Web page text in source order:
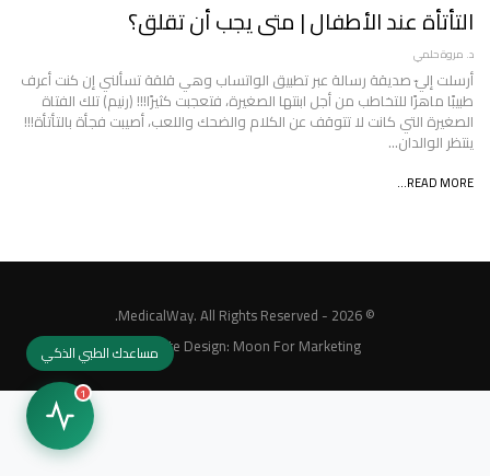
التأتأة عند الأطفال | متى يجب أن تقلق؟
د. مروة حلمي
أرسلت إليّ صديقة رسالة عبر تطبيق الواتساب وهي قلقة تسألني إن كنت أعرف
طبيبًا ماهرًا للتخاطب من أجل ابنتها الصغيرة، فتعجبت كثيرًا!!! (رنيم) تلك الفتاة
الصغيرة التي كانت لا تتوقف عن الكلام والضحك واللعب، أصيبت فجأة بالتأتأة!!!
ينتظر الوالدان…
READ MORE...
© 2026 - MedicalWay. All Rights Reserved.
Website Design: Moon For Marketing مساعدك الطبي الذكي
1